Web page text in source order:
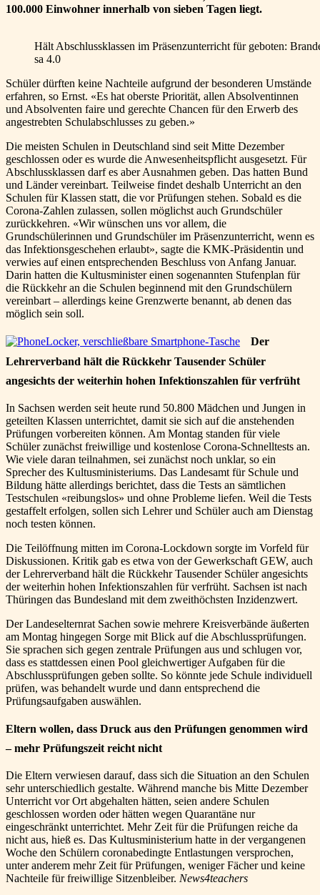
100.000 Einwohner innerhalb von sieben Tagen liegt.
Hält Abschlussklassen im Präsenzunterricht für geboten:
sa 4.0
Schüler dürften keine Nachteile aufgrund der besonderen Umstände
erfahren, so Ernst. «Es hat oberste Priorität, allen Absolventinnen
und Absolventen faire und gerechte Chancen für den Erwerb des
angestrebten Schulabschlusses zu geben.»
Die meisten Schulen in Deutschland sind seit Mitte Dezember
geschlossen oder es wurde die Anwesenheitspflicht ausgesetzt. Für
Abschlussklassen darf es aber Ausnahmen geben. Das hatten Bund
und Länder vereinbart. Teilweise findet deshalb Unterricht an den
Schulen für Klassen statt, die vor Prüfungen stehen. Sobald es die
Corona-Zahlen zulassen, sollen möglichst auch Grundschüler
zurückkehren. «Wir wünschen uns vor allem, die
Grundschülerinnen und Grundschüler im Präsenzunterricht, wenn es
das Infektionsgeschehen erlaubt», sagte die KMK-Präsidentin und
verwies auf einen entsprechenden Beschluss von Anfang Januar.
Darin hatten die Kultusminister einen sogenannten Stufenplan für
die Rückkehr an die Schulen beginnend mit den Grundschülern
vereinbart – allerdings keine Grenzwerte benannt, ab denen das
möglich sein soll.
Der
Lehrerverband hält die Rückkehr Tausender Schüler
angesichts der weiterhin hohen Infektionszahlen für verfrüht
In Sachsen werden seit heute rund 50.800 Mädchen und Jungen in
geteilten Klassen unterrichtet, damit sie sich auf die anstehenden
Prüfungen vorbereiten können. Am Montag standen für viele
Schüler zunächst freiwillige und kostenlose Corona-Schnelltests an.
Wie viele daran teilnahmen, sei zunächst noch unklar, so ein
Sprecher des Kultusministeriums. Das Landesamt für Schule und
Bildung hätte allerdings berichtet, dass die Tests an sämtlichen
Testschulen «reibungslos» und ohne Probleme liefen. Weil die Tests
gestaffelt erfolgen, sollen sich Lehrer und Schüler auch am Dienstag
noch testen können.
Die Teilöffnung mitten im Corona-Lockdown sorgte im Vorfeld für
Diskussionen. Kritik gab es etwa von der Gewerkschaft GEW, auch
der Lehrerverband hält die Rückkehr Tausender Schüler angesichts
der weiterhin hohen Infektionszahlen für verfrüht. Sachsen ist nach
Thüringen das Bundesland mit dem zweithöchsten Inzidenzwert.
Der Landeselternrat Sachen sowie mehrere Kreisverbände äußerten
am Montag hingegen Sorge mit Blick auf die Abschlussprüfungen.
Sie sprachen sich gegen zentrale Prüfungen aus und schlugen vor,
dass es stattdessen einen Pool gleichwertiger Aufgaben für die
Abschlussprüfungen geben sollte. So könnte jede Schule individuell
prüfen, was behandelt wurde und dann entsprechend die
Prüfungsaufgaben auswählen.
Eltern wollen, dass Druck aus den Prüfungen genommen wird
– mehr Prüfungszeit reicht nicht
Die Eltern verwiesen darauf, dass sich die Situation an den Schulen
sehr unterschiedlich gestalte. Während manche bis Mitte Dezember
Unterricht vor Ort abgehalten hätten, seien andere Schulen
geschlossen worden oder hätten wegen Quarantäne nur
eingeschränkt unterrichtet. Mehr Zeit für die Prüfungen reiche da
nicht aus, hieß es. Das Kultusministerium hatte in der vergangenen
Woche den Schülern coronabedingte Entlastungen versprochen,
unter anderem mehr Zeit für Prüfungen, weniger Fächer und keine
Nachteile für freiwillige Sitzenbleiber. News4teachers